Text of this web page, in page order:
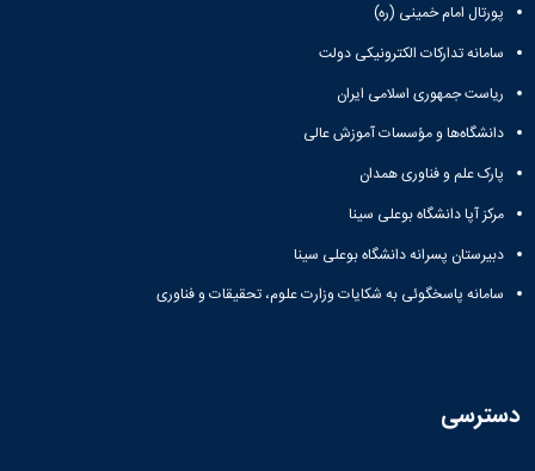
پورتال امام خمینی (ره)
سامانه تدارکات الکترونیکی دولت
ریاست جمهوری اسلامی ایران
دانشگاه‌ها و مؤسسات آموزش عالی
پارک علم و فناوری همدان
مرکز آپا دانشگاه بوعلی سینا
دبیرستان پسرانه دانشگاه بوعلی سینا
سامانه پاسخگوئی به شکایات وزارت علوم، تحقیقات و فناوری
دسترسی